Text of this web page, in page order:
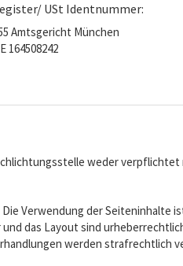
USt Identnummer:
Amtsgericht München
164508242
weder verpflichtet
Verwendung der Seiteninhalte
das Layout sind
werden strafrechtlich